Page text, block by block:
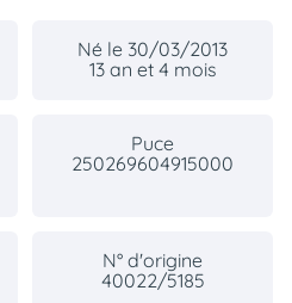
Né le 30/03/2013
13 an et 4 mois
Puce
250269604915000
N° d'origine
40022/5185